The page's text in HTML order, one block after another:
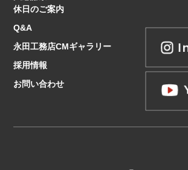
休日のご案内
Q&A
永田工務店CMギャラリー
採用情報
お問い合わせ